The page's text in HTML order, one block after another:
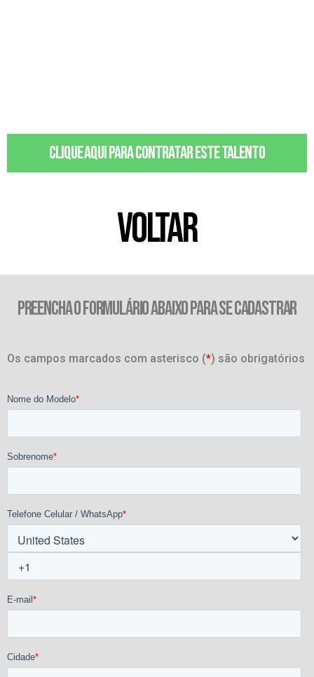
Clique aqui para contratar este talento
VOLTAR
PREENCHA O FORMULÁRIO ABAIXO PARA SE CADASTRAR
Os campos marcados com asterisco (*) são obrigatórios